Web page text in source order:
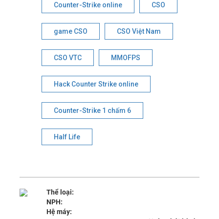
Counter-Strike online CSO
game CSO CSO Việt Nam
CSO VTC MMOFPS
Hack Counter Strike online
Counter-Strike 1 chấm 6
Half Life
Thể loại:
NPH:
Hệ máy: